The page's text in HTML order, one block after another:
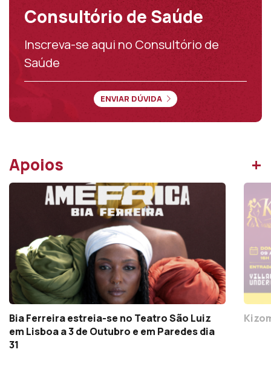
Consultório de Saúde
Inscreva-se aqui no Consultório de
Saúde
ENVIAR DÚVIDA
Apoios +
Bia Ferreira estreia-se no Teatro São Luiz
em Lisboa a 3 de Outubro e em Paredes dia
31